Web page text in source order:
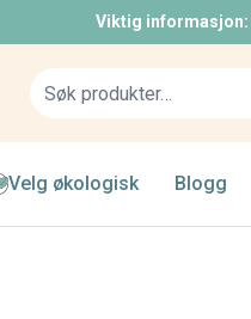
Viktig informasjon:
Velg økologisk Blogg